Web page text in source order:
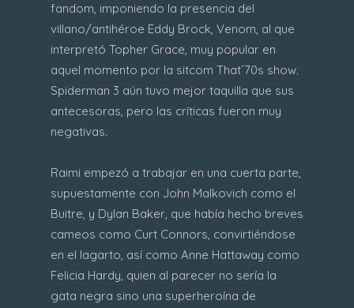
fandom, imponiendo la presencia del
villano/antihéroe Eddy Brock, Venom, al que
interpretó Topher Grace, muy popular en
aquel momento por la sitcom That´70s show.
Spiderman 3 aún tuvo mejor taquilla que sus
antecesoras, pero las críticas fueron muy
negativas.
Raimi empezó a trabajar en una cuerta parte,
supuestamente con John Malkovich como el
Buitre, y Dylan Baker, que había hecho breves
cameos como Curt Connors, convirtiéndose
en el lagarto, así como Anne Hattaway como
Felicia Hardy, quien al parecer no sería la
gata negra sino una superheroína de